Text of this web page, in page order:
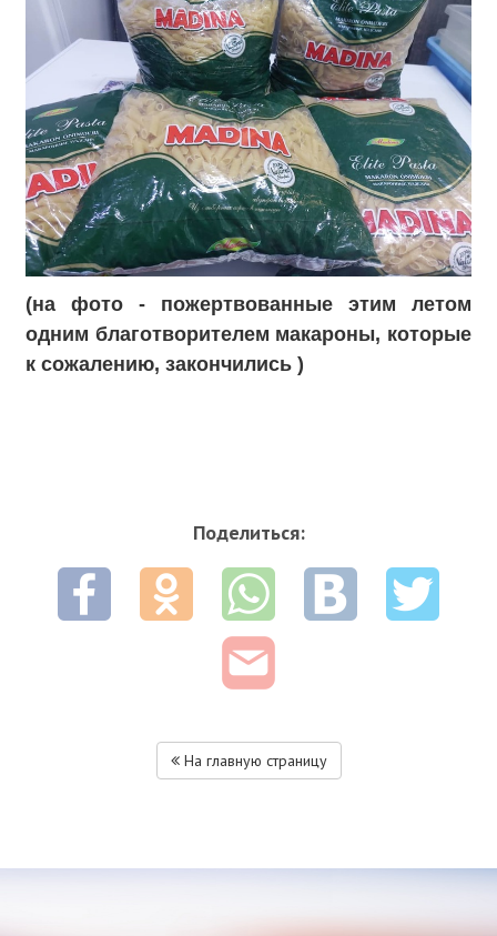
(на фото - пожертвованные этим летом
одним благотворителем макароны, которые
к сожалению, закончились )
Поделиться:
На главную страницу